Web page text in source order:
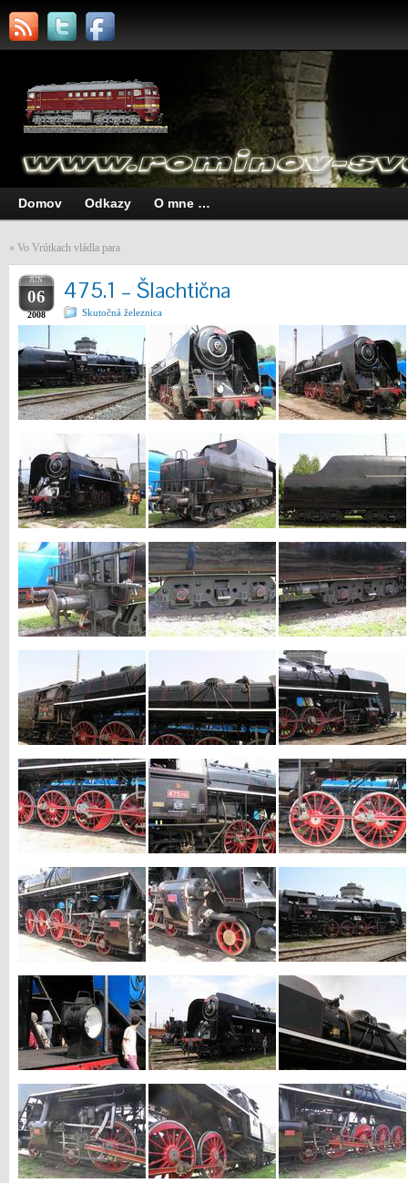
Domov Odkazy O mne …
« Vo Vrútkach vládla para
JÚN
06
2008
475.1 – Šlachtična
Skutočná železnica